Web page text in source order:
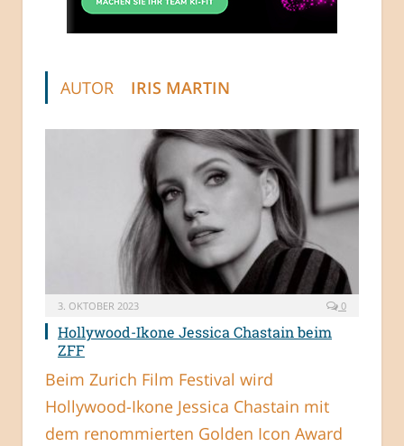
AUTOR IRIS MARTIN
3. OKTOBER 2023 0
Hollywood-Ikone Jessica Chastain beim
ZFF
Beim Zurich Film Festival wird
Hollywood-Ikone Jessica Chastain mit
dem renommierten Golden Icon Award